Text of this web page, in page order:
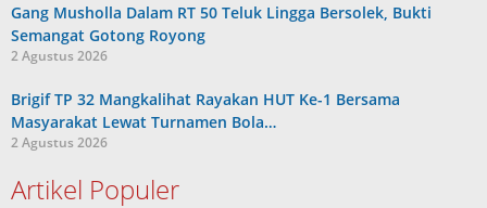
Gang Musholla Dalam RT 50 Teluk Lingga Bersolek, Bukti
Semangat Gotong Royong
2 Agustus 2026
Brigif TP 32 Mangkalihat Rayakan HUT Ke-1 Bersama
Masyarakat Lewat Turnamen Bola…
2 Agustus 2026
Artikel Populer